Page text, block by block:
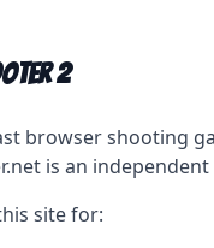
2
browser shooting
is an
site for: